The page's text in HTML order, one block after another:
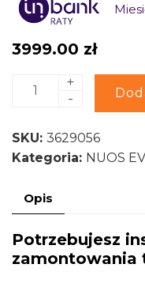
3999.00 zł
ilość
Podgrzewacz
z
pompą
NUOS
80
A+
+
-
Alternative:
SKU: 3629056
Kategoria: NUOS
Opis
Potrzebujesz
zamontowania